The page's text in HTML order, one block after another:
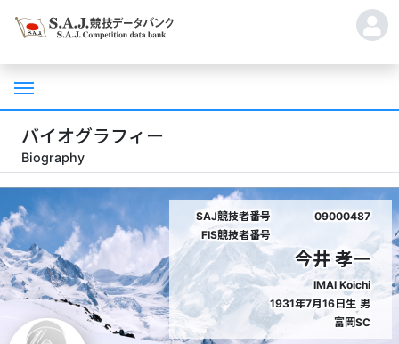
バイオグラフィー
Biography
SAJ競技者番号
09000487
FIS競技者番号
今井 孝一
IMAI Koichi
1931年7月16日生 男
富岡SC